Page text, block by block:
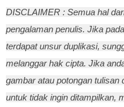
DISCLAIMER : Semua hal
pengalaman penulis. Jika
terdapat unsur duplikasi,
melanggar hak cipta. Jika
gambar atau potongan tulisan
untuk tidak ingin ditampilkan,